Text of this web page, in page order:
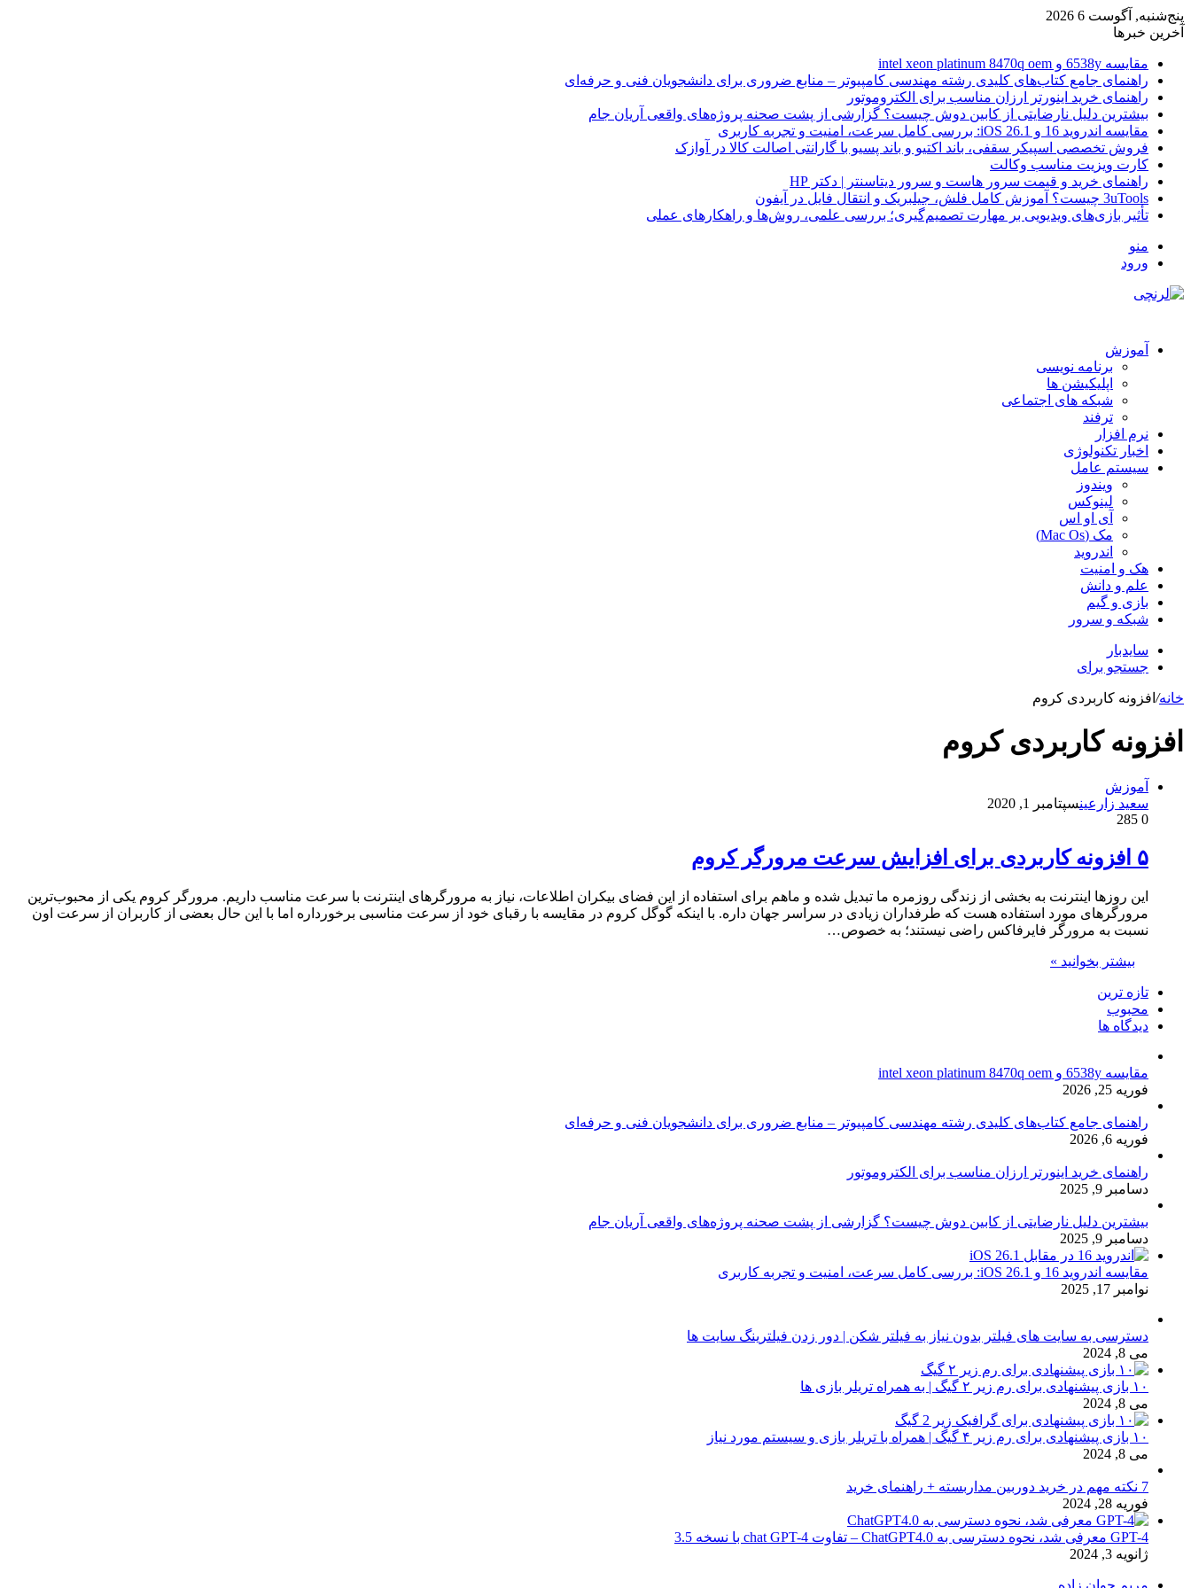
پنج‌شنبه, آگوست 6 2026
آخرین خبرها
مقایسه 6538y و intel xeon platinum 8470q oem
راهنمای جامع کتاب‌های کلیدی رشته مهندسی کامپیوتر – منابع ضروری برای دانشجویان فنی و حرفه‌ای
راهنمای خرید اینورتر ارزان مناسب برای الکتروموتور
بیشترین دلیل نارضایتی از کابین دوش چیست؟ گزارشی از پشت صحنه پروژه‌های واقعی آریان جام
مقایسه اندروید 16 و iOS 26.1: بررسی کامل سرعت، امنیت و تجربه کاربری
فروش تخصصی اسپیکر سقفی، باند اکتیو و باند پسیو با گارانتی اصالت کالا در آوازک
کارت ویزیت مناسب وکالت
راهنمای خرید و قیمت سرور هاست و سرور دیتاسنتر | دکتر HP
3uTools چیست؟ آموزش کامل فلش، جیلبریک و انتقال فایل در آیفون
تأثیر بازی‌های ویدیویی بر مهارت تصمیم‌گیری؛ بررسی علمی، روش‌ها و راهکارهای عملی
منو
ورود
آموزش
برنامه نویسی
اپلیکیشن ها
شبکه های اجتماعی
ترفند
نرم افزار
اخبار تکنولوژی
سیستم عامل
ویندوز
لینوکس
آی او اس
مک (Mac Os)
اندروید
هک و امنیت
علم و دانش
بازی و گیم
شبکه و سرور
سایدبار
جستجو برای
خانه/ افزونه کاربردی کروم
افزونه کاربردی کروم
آموزش
سعید زارعینسپتامبر 1, 2020
0
۵ افزونه کاربردی برای افزایش سرعت مرورگر کروم
این روزها اینترنت به بخشی از زندگی روزمره‌ ما تبدیل شده و ماهم برای استفاده از این فضای بیکران اطلاعات، نیاز به مرورگرهای اینترنت با سرعت مناسب داریم. مرورگر کروم یکی از محبوب‌ترین
مرورگر‌های مورد استفاده هست که طرفداران زیادی در سراسر جهان داره. با اینکه گوگل کروم در مقایسه با رقبای خود از سرعت مناسبی برخورداره اما با این حال بعضی از کاربران از سرعت اون
نسبت به مرورگر فایرفاکس راضی نیستند؛ به خصوص…
بیشتر بخوانید »
تازه ترین
محبوب
دیدگاه ها
مقایسه 6538y و intel xeon platinum 8470q oem
فوریه 25, 2026
راهنمای جامع کتاب‌های کلیدی رشته مهندسی کامپیوتر – منابع ضروری برای دانشجویان فنی و حرفه‌ای
فوریه 6, 2026
راهنمای خرید اینورتر ارزان مناسب برای الکتروموتور
دسامبر 9, 2025
بیشترین دلیل نارضایتی از کابین دوش چیست؟ گزارشی از پشت صحنه پروژه‌های واقعی آریان جام
دسامبر 9, 2025
مقایسه اندروید 16 و iOS 26.1: بررسی کامل سرعت، امنیت و تجربه کاربری
نوامبر 17, 2025
دسترسی به سایت های فیلتر بدون نیاز به فیلتر شکن | دور زدن فیلترینگ سایت ها
می 8, 2024
۱۰ بازی پیشنهادی برای رم زیر ۲ گیگ | به همراه تریلر بازی ها
می 8, 2024
۱۰ بازی پیشنهادی برای رم زیر ۴ گیگ | همراه با تریلر بازی و سیستم مورد نیاز
می 8, 2024
7 نکته مهم در خرید دوربین مداربسته + راهنمای خرید
فوریه 28, 2024
GPT-4 معرفی شد، نحوه دسترسی به ChatGPT4.0 – تفاوت chat GPT-4 با نسخه 3.5
ژانویه 3, 2024
مریم جوان زاده